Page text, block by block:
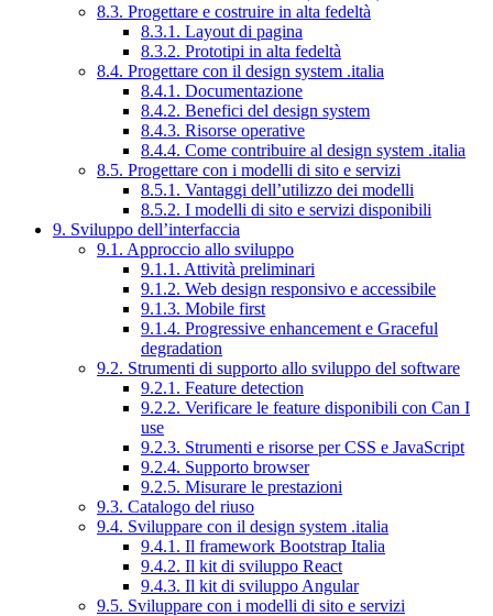
8.3. Progettare e costruire in alta fedeltà
8.3.1. Layout di pagina
8.3.2. Prototipi in alta fedeltà
8.4. Progettare con il design system .italia
8.4.1. Documentazione
8.4.2. Benefici del design system
8.4.3. Risorse operative
8.4.4. Come contribuire al design system .italia
8.5. Progettare con i modelli di sito e servizi
8.5.1. Vantaggi dell’utilizzo dei modelli
8.5.2. I modelli di sito e servizi disponibili
9. Sviluppo dell’interfaccia
9.1. Approccio allo sviluppo
9.1.1. Attività preliminari
9.1.2. Web design responsivo e accessibile
9.1.3. Mobile first
9.1.4. Progressive enhancement e Graceful
degradation
9.2. Strumenti di supporto allo sviluppo del software
9.2.1. Feature detection
9.2.2. Verificare le feature disponibili con Can I
use
9.2.3. Strumenti e risorse per CSS e JavaScript
9.2.4. Supporto browser
9.2.5. Misurare le prestazioni
9.3. Catalogo del riuso
9.4. Sviluppare con il design system .italia
9.4.1. Il framework Bootstrap Italia
9.4.2. Il kit di sviluppo React
9.4.3. Il kit di sviluppo Angular
9.5. Sviluppare con i modelli di sito e servizi